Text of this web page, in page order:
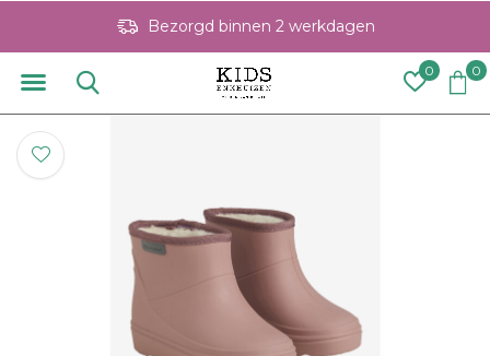
0 0
Bezorgd binnen 2 werkdagen